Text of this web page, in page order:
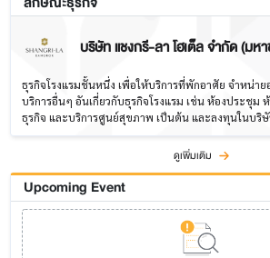
บริษัท แชงกรี-ลา โฮเต็ล จำกัด (มห
ธุรกิจโรงแรมชั้นหนึ่ง เพื่อให้บริการที่พักอาศัย จำหน่าย
บริการอื่นๆ อันเกี่ยวกับธุรกิจโรงแรม เช่น ห้องประชุม
ธุรกิจ และบริการศูนย์สุขภาพ เป็นต้น และลงทุนในบริ
ดูเพิ่มเติม
Upcoming Event